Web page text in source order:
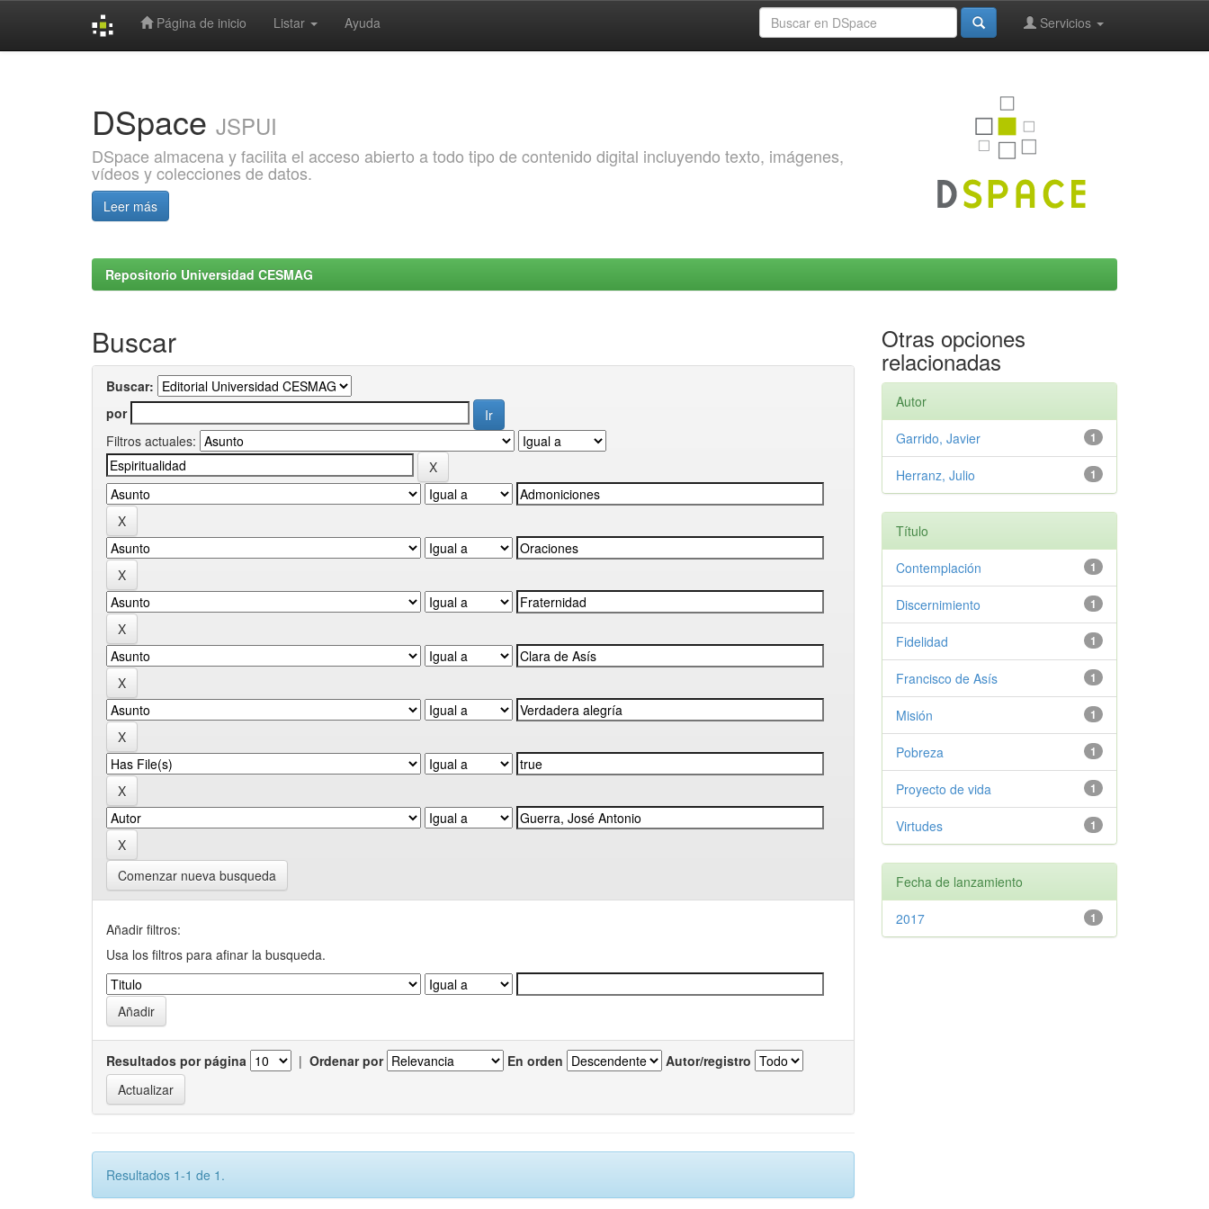
Página de inicio Listar Ayuda Servicios
DSpace JSPUI
DSpace almacena y facilita el acceso abierto a todo tipo de contenido digital incluyendo texto, imágenes,
vídeos y colecciones de datos.
Leer más
Repositorio Universidad CESMAG
Buscar
Buscar:
por
Filtros actuales:
Comenzar nueva busqueda
Añadir filtros:
Usa los filtros para afinar la busqueda.
Resultados por página | Ordenar por En orden Autor/registro
Resultados 1-1 de 1.
Otras opciones
relacionadas
Autor
1
Garrido, Javier
1
Herranz, Julio
Título
1
Contemplación
1
Discernimiento
1
Fidelidad
1
Francisco de Asís
1
Misión
1
Pobreza
1
Proyecto de vida
1
Virtudes
Fecha de lanzamiento
1
2017